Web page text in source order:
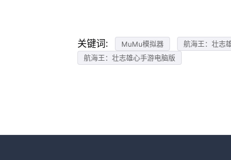
关键词: MuMu模拟器 航海王：壮志
航海王：壮志雄心手游电脑版